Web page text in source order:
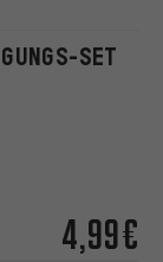
SET F
4,99€